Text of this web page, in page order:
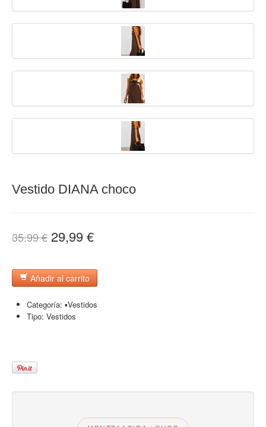
Vestido DIANA choco
35.99 € 29,99 €
Añadir al carrito
Categoría: ▪︎Vestidos
Tipo: Vestidos